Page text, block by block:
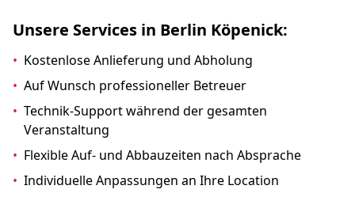
Unsere Services in Berlin Köpenick:
• Kostenlose Anlieferung und Abholung
• Auf Wunsch professioneller Betreuer
• Technik-Support während der gesamten
Veranstaltung
• Flexible Auf- und Abbauzeiten nach Absprache
• Individuelle Anpassungen an Ihre Location